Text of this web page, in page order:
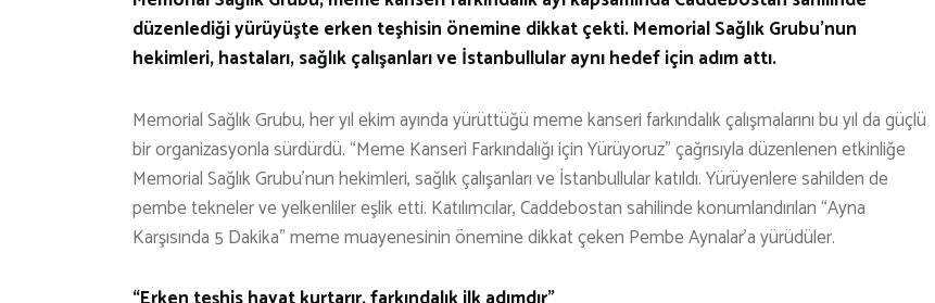
düzenlediği yürüyüşte erken teşhisin önemine dikkat çekti. Memorial Sağlık Grubu’nun
hekimleri, hastaları, sağlık çalışanları ve İstanbullular aynı hedef için adım attı.
Memorial Sağlık Grubu, her yıl ekim ayında yürüttüğü meme kanseri farkındalık çalışmalarını bu yıl da güçlü
bir organizasyonla sürdürdü. “Meme Kanseri Farkındalığı için Yürüyoruz” çağrısıyla düzenlenen etkinliğe
Memorial Sağlık Grubu’nun hekimleri, sağlık çalışanları ve İstanbullular katıldı. Yürüyenlere sahilden de
pembe tekneler ve yelkenliler eşlik etti. Katılımcılar, Caddebostan sahilinde konumlandırılan “Ayna
Karşısında 5 Dakika” meme muayenesinin önemine dikkat çeken Pembe Aynalar’a yürüdüler.